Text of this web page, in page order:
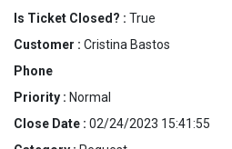
Is Ticket Closed? : True
Customer : Cristina Bastos
Phone
Priority : Normal
Close Date : 02/24/2023 15:41:55